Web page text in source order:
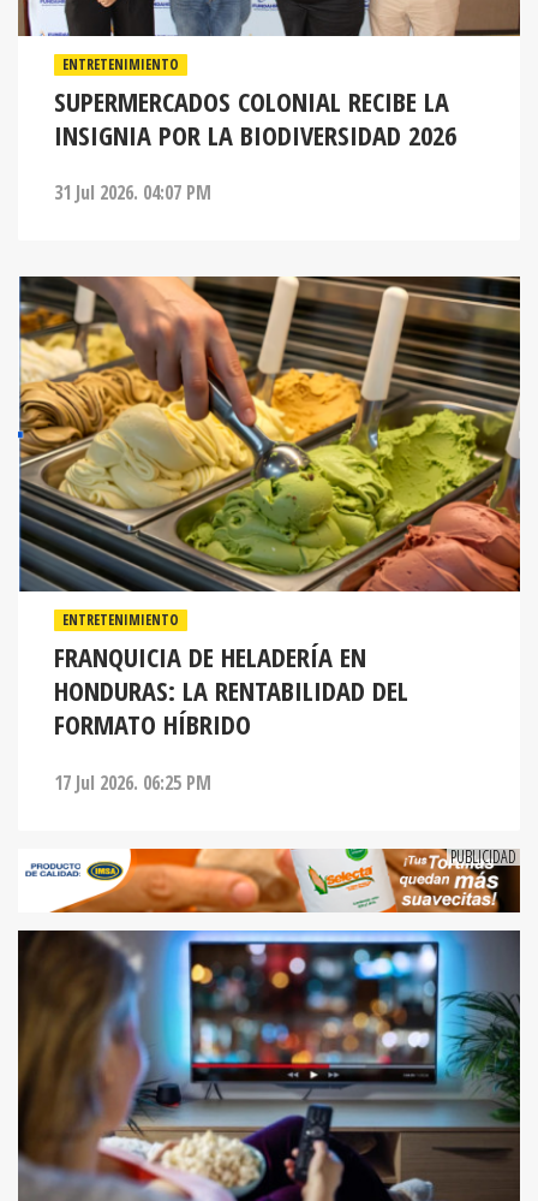
ENTRETENIMIENTO
SUPERMERCADOS COLONIAL RECIBE LA
INSIGNIA POR LA BIODIVERSIDAD 2026
31 Jul 2026. 04:07 PM
ENTRETENIMIENTO
FRANQUICIA DE HELADERÍA EN
HONDURAS: LA RENTABILIDAD DEL
FORMATO HÍBRIDO
17 Jul 2026. 06:25 PM